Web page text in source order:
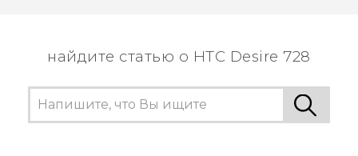
найдите статью о HTC Desire 728